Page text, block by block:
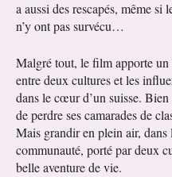
a aussi des rescapés, même si
n’y ont pas survécu…
Malgré tout, le film apporte un
entre deux cultures et les
dans le cœur d’un suisse.
de perdre ses camarades de
Mais grandir en plein air,
communauté, porté par deux
belle aventure de vie.